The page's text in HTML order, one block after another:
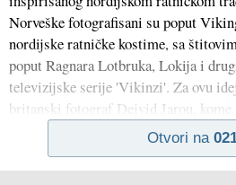
Norveške fotografisani su poput
nordijske ratničke kostime, sa
poput Ragnara Lotbruka, Lokija i
televizijske serije 'Vikinzi'. Za ovu
britanski fotograf Dejvid Jarou, kome
Otvori na